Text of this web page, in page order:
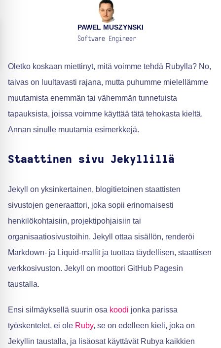
PAWEL MUSZYNSKI
Software Engineer
Oletko koskaan miettinyt, mitä voimme tehdä Rubylla? No,
taivas on luultavasti rajana, mutta puhumme mielellämme
muutamista enemmän tai vähemmän tunnetuista
tapauksista, joissa voimme käyttää tätä tehokasta kieltä.
Annan sinulle muutamia esimerkkejä.
Staattinen sivu Jekyllillä
Jekyll on yksinkertainen, blogitietoinen staattisten
sivustojen generaattori, joka sopii erinomaisesti
henkilökohtaisiin, projektipohjaisiin tai
organisaatiosivustoihin. Jekyll ottaa sisällön, renderöi
Markdown- ja Liquid-mallit ja tuottaa täydellisen, staattisen
verkkosivuston. Jekyll on moottori GitHub Pagesin
taustalla.
Ensi silmäyksellä suurin osa koodi jonka parissa
työskentelet, ei ole Ruby, se on edelleen kieli, joka on
Jekyllin taustalla, ja lisäosat käyttävät Rubya kaikkien